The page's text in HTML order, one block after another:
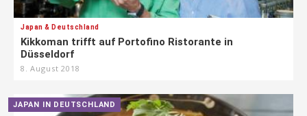
Japan & Deutschland
Kikkoman trifft auf Portofino Ristorante in
Düsseldorf
8. August 2018
JAPAN IN DEUTSCHLAND